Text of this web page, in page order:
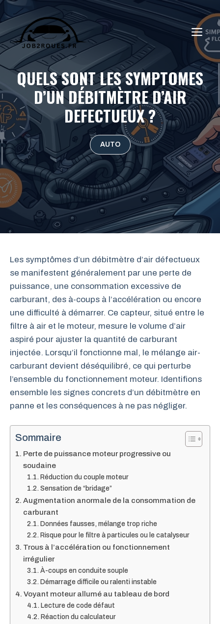
Aller
au
contenu
QUELS SONT LES SYMPTOMES
D’UN DÉBITMÈTRE D’AIR
DEFECTUEUX ?
AUTO
Les symptômes d’un débitmètre d’air défectueux
se manifestent généralement par une perte de
puissance, une consommation excessive de
carburant, des à-coups à l’accélération ou encore
une difficulté à démarrer. Ce capteur, situé entre le
filtre à air et le moteur, mesure le volume d’air
aspiré pour ajuster la quantité de carburant
injectée. Lorsqu’il fonctionne mal, le mélange air-
carburant devient déséquilibré, ce qui perturbe
l’ensemble du fonctionnement moteur. Identifions
ensemble les signes concrets d’un débitmètre en
panne et les conséquences à ne pas négliger.
Sommaire
Perte de puissance moteur progressive ou
soudaine
Réduction du couple moteur
Sensation de “bridage”
Augmentation anormale de la consommation de
carburant
Données fausses, mélange trop riche
Risque pour le filtre à particules ou le catalyseur
Trous à l’accélération ou fonctionnement
irrégulier
À-coups en conduite souple
Démarrage difficile ou ralenti instable
Voyant moteur allumé au tableau de bord
Lecture de code défaut
Réaction du calculateur